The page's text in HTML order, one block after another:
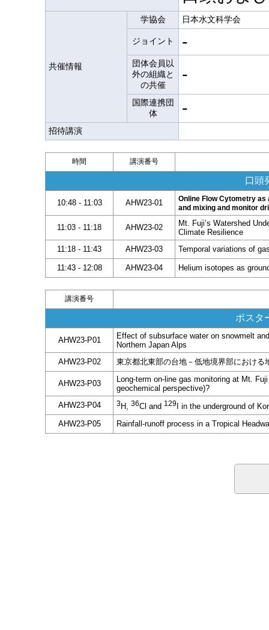
共催情報
学協会 日本水文科学会
ジョイント -
団体会員以
外の組織と
の共催
-
国際連携団
体
-
招待講演
時間 講演番号
口頭
10:48 - 11:03 AHW23-01
Online Flow Cytometry
and mixing and monitor
11:03 - 11:18 AHW23-02
Mt. Fuji’s Watershed
Climate Resilience
11:18 - 11:43
AHW23-03 Temporal variations of
11:43 - 12:08 AHW23-04 Helium isotopes as
講演番号
ポスタ
AHW23-P01
Effect of subsurface water on snowmelt
Northern Japan Alps
AHW23-P02
東京都北東部の台地－低地境界部における
AHW23-P03
Long-term on-line gas monitoring at Mt.
geochemical perspective)?
AHW23-P04
3H, 36Cl and 129 I in the underground of
AHW23-P05
Rainfall-runoff process in a Tropical